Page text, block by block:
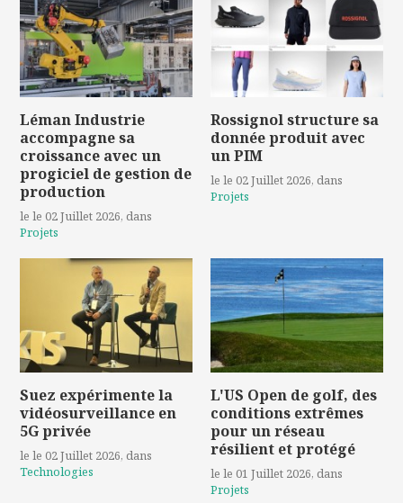
Léman Industrie
accompagne sa
croissance avec un
progiciel de gestion de
production
le le 02 Juillet 2026, dans
Projets
Rossignol structure sa
donnée produit avec
un PIM
le le 02 Juillet 2026, dans
Projets
Suez expérimente la
vidéosurveillance en
5G privée
le le 02 Juillet 2026, dans
Technologies
L'US Open de golf, des
conditions extrêmes
pour un réseau
résilient et protégé
le le 01 Juillet 2026, dans
Projets